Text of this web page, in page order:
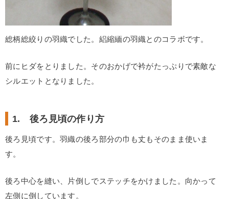
総柄総絞りの羽織でした。絽縮緬の羽織とのコラボです。
前にヒダをとりました。そのおかげで衿がたっぷりで素敵な
シルエットとなりました。
1. 後ろ見頃の作り方
後ろ見頃です。羽織の後ろ部分の巾も丈もそのまま使いま
す。
後ろ中心を縫い、片倒しでステッチをかけました。向かって
左側に倒しています。